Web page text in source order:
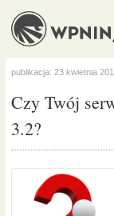
publikacja: 23 kwietnia
Czy Twój
3.2?